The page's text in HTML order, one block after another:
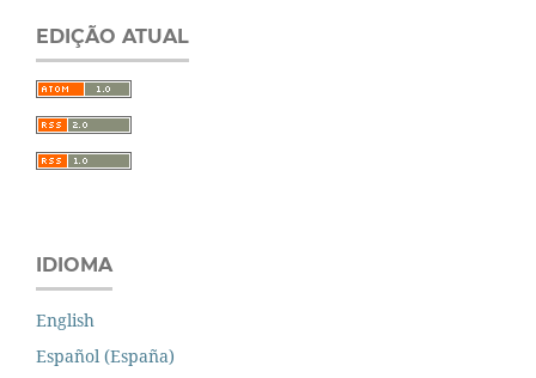
EDIÇÃO ATUAL
IDIOMA
English
Español (España)